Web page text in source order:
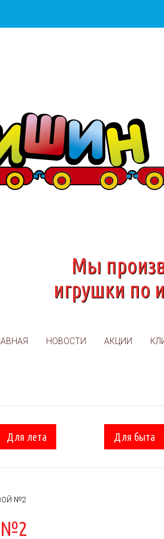
Мы
игрушки по
НОВОСТИ АКЦИИ
Для лета Для быта
№2